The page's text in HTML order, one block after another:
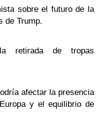
sobre el futuro de la
de Trump.
retirada de tropas
afectar la presencia
y el equilibrio de